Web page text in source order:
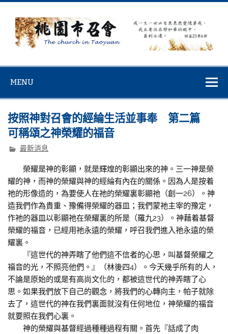
Skip
content
MENU
按照神對召會的經綸生活並事奉 第二篇
可稱頌之神榮耀的福音
最新消息
榮耀是神的彰顯，就是輝煌的彰顯出來的神。三一神是榮
耀的神，而神的榮耀與神的經綸有內在的關係。因為人是按着
祂的形像造的，為要使人在祂的榮耀裏彰顯祂（創一26）。神
造我們作為貴重、豫備得榮耀的器皿；我們蒙祂主宰的豫定，
作祂的器皿以彰顯祂在榮耀裏的所是（羅九23）。神藉着基督
榮耀的福音，已經用祂永遠的榮耀，呼召我們進入祂永遠的榮
耀裏。
『這世代的神弄瞎了他們這不信者的心思，叫基督榮耀之
福音的光，不照亮他們。』（林後四4）。今天幾乎所有的人，
不論是原始的或是有高尚文化的，都被這世代的神弄瞎了心
思。如果我們放下自己的觀念，將我們的心轉向主，帕子就除
去了，這世代的神在我們裏面就沒有任何地位，神榮耀的福音
就要照在我們心裏。
神的榮耀與基督經過種種過程有關。首先『話成了肉